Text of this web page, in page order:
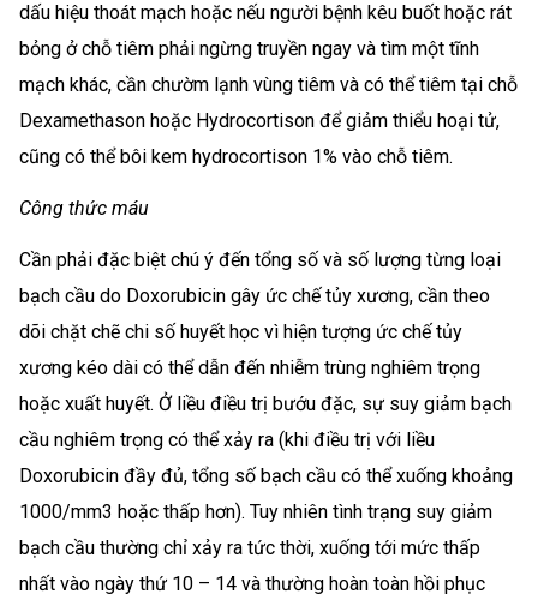
dấu hiệu thoát mạch hoặc nếu người bệnh kêu buốt hoặc rát
bỏng ở chỗ tiêm phải ngừng truyền ngay và tìm một tĩnh
mạch khác, cần chườm lạnh vùng tiêm và có thể tiêm tại chỗ
Dexamethason hoặc Hydrocortison để giảm thiểu hoại tử,
cũng có thể bôi kem hydrocortison 1% vào chỗ tiêm.
Công thức máu
Cần phải đặc biệt chú ý đến tổng số và số lượng từng loại
bạch cầu do Doxorubicin gây ức chế tủy xương, cần theo
dõi chặt chẽ chi số huyết học vì hiện tượng ức chế tủy
xương kéo dài có thể dẫn đến nhiễm trùng nghiêm trọng
hoặc xuất huyết. Ở liều điều trị bướu đặc, sự suy giảm bạch
cầu nghiêm trọng có thể xảy ra (khi điều trị với liều
Doxorubicin đầy đủ, tổng số bạch cầu có thể xuống khoảng
1000/mm3 hoặc thấp hơn). Tuy nhiên tình trạng suy giảm
bạch cầu thường chỉ xảy ra tức thời, xuống tới mức thấp
nhất vào ngày thứ 10 – 14 và thường hoàn toàn hồi phục